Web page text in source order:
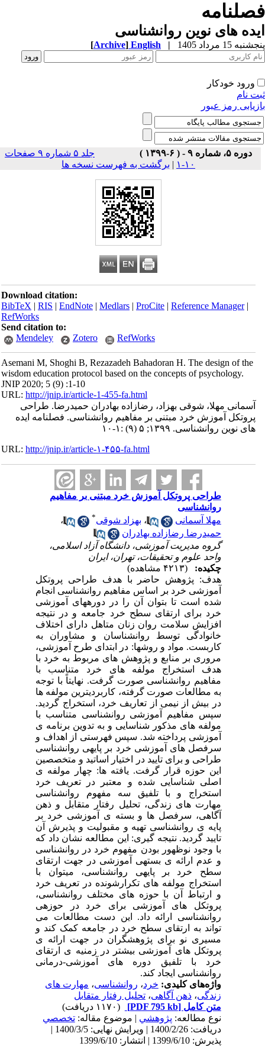
های نوین روانشناسی
15 مرداد 1405 |
English
[Archive]
ورود خودکار
نام
رمز عبور
دوره ۵، شماره ۹ - ( ۶-۱۳۹۹ )
جلد ۵ شماره ۹ صفحات
۱۰-۱
| برگشت به فهرست نسخه ها
Download citation:
BibTeX|RIS|EndNote|Medlars|ProCite|Reference Manager
RefWorks
Send citation to:
Mendeley
Zotero RefWorks
Asemani M, Shoghi B, Rezazadeh Bahadoran H. The design of the
wisdom education protocol based on the concepts of psychology.
JNIP 2020; 5 (9) :1-10
URL:http://jnip.ir/article-1-455-fa.html
آسمانی مهلا، شوقی بهزاد، رضازاده بهادران حمیدرضا. طراحی
پروتکل آموزش خرد مبتنی بر مفاهیم روانشناسی. فصلنامه ایده
های نوین روانشناسی. ۱۳۹۹; ۵ (۹) :۱-۱۰
URL:http://jnip.ir/article-۱-۴۵۵-fa.html
طراحی پروتکل آموزش خرد مبتنی بر مفاهیم
روانشناسی
مهلا آسمانی
،بهزاد شوقی
،
حمیدرضا رضازاده بهادران
گروه مدیریت آموزشی، دانشگاه آزاد اسلامی،
واحد علوم و تحقیقات، تهران، ایران
چکیده:
هدف: پژوهش حاضر با هدف طراحی پروتکل
آموزشی خرد بر اساس مفاهیم روانشناسی انجام
شده است تا بتوان آن را در دورههای آموزشی
خرد برای ارتقای سطح خرد جامعه و در نتیجه
افزایش سلامت روان زنان متاهل دارای اختلاف
خانوادگی توسط روانشناسان و مشاوران به
کاربست. مواد و روشها: در ابتدای طرح آموزشی،
مروری بر منابع و پژوهش های مربوط به خرد با
هدف استخراج مولفه های خرد متناسب با
مفاهیم روانشناسی صورت گرفت. نهایتاً با توجه
به مطالعات صورت گرفته، کاربردیترین مولفه ها
در بیش از نیمی از تعاریف خرد، استخراج گردید.
سپس مفاهیم آموزشی روانشناسی متناسب با
مولفه های مذکور شناسایی و به تدوین برنامه ی
آموزشی پرداخته شد. سپس فهرستی از اهداف و
سرفصل های آموزشی خرد بر پایهی روانشناسی
طراحی و برای تایید در اختیار اساتید و متخصصین
این حوزه قرار گرفت. یافته ها: چهار مولفه ی
اصلی شناسایی شده و معتبر در تعریف خرد
استخراج و با تلفیق سه مفهوم روانشناسی
مهارت های زندگی، تحلیل رفتار متقابل و ذهن
آگاهی، سرفصل ها و بسته ی آموزشی خرد بر
پایه ی روانشناسی تهیه و مقبولیت و پذیرش آن
تایید گردید. نتیجه گیری: این مطالعه نشان داد که
با وجود نوظهور بودن مفهوم خرد در روانشناسی
و عدم ارائه ی بستهی آموزشی در جهت ارتقای
سطح خرد بر پایهی روانشناسی، میتوان با
استخراج مولفه های تکرارشونده در تعریف خرد
و ارتباط آن با حوزه های مختلف روانشناسی،
پروتکل های آموزشی برای خرد در حوزهی
روانشناسی ارائه داد. این دست مطالعات می
تواند به ارتقای سطح خرد در جامعه کمک کند و
مسیری نو برای پژوهشگران در جهت ارائه ی
پروتکل های آموزشی بیشتر در زمنیه ی ارتقای
خرد با تلفیق دوره های آموزشی-درمانی
روانشناسی ایجاد کند.
واژه‌های کلیدی:خرد ،روانشناسی،مهارت های
زندگی،ذهن آگاهی،تحلیل رفتار متقابل
متن کامل[PDF 795 kb]
نوع مطالعه:پژوهشي| موضوع مقاله:تخصصي
دریافت: 1400/2/26 | ویرایش نهایی: 1400/3/5 |
پذیرش: 1399/6/10 | انتشار: 1399/6/10